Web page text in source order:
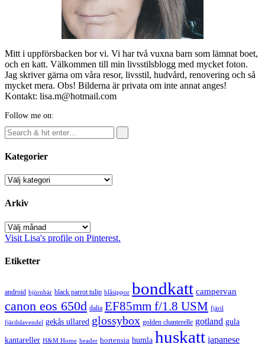
Mitt i uppförsbacken bor vi. Vi har två vuxna barn som lämnat boet,
och en katt. Välkommen till min livsstilsblogg med mycket foton.
Jag skriver gärna om våra resor, livsstil, hudvård, renovering och så
mycket mera. Obs! Bilderna är privata om inte annat anges!
Kontakt: lisa.m@hotmail.com
Follow me on:
Kategorier
Kategorier
Arkiv
Arkiv
Visit Lisa's profile on Pinterest.
Etiketter
android björnbär black parrot tulip blåsippor bondkatt campervan
canon eos 650d dalia EF85mm f/1.8 USM fjäril
fjärilslavendel gekås ullared glossybox golden chanterelle gotland gula
kantareller H&M Home header hortensia humla huskatt japanese